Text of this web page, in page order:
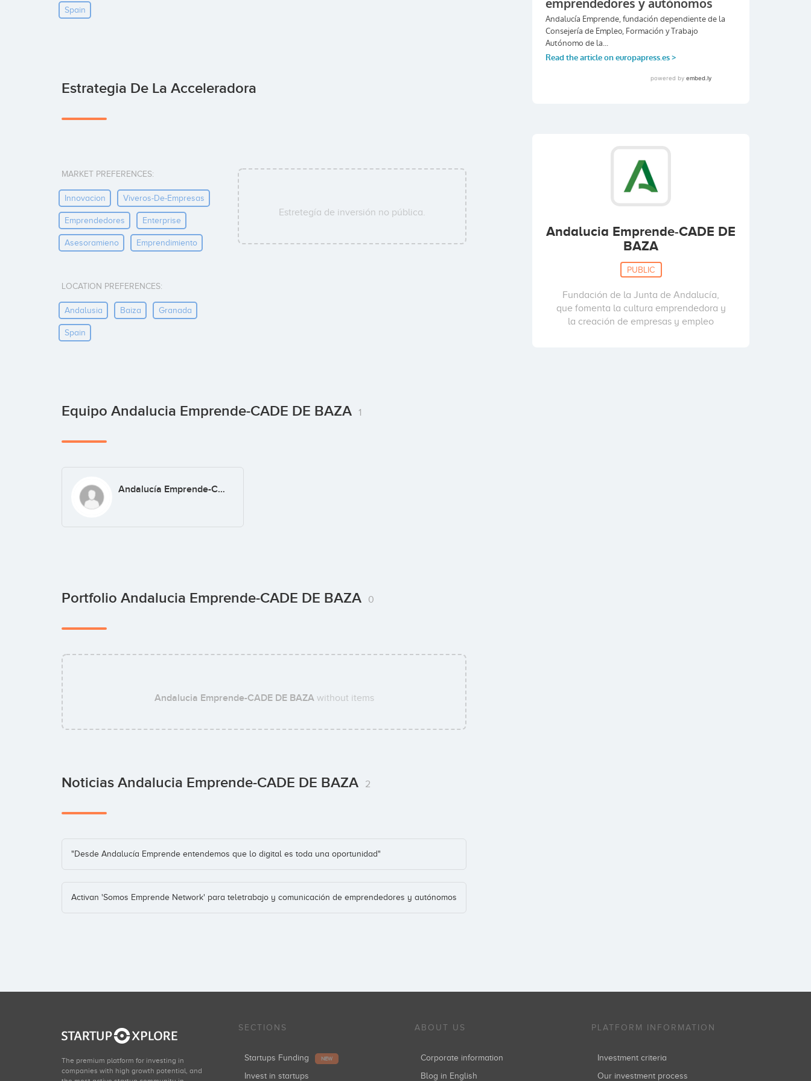
Spain
Estrategia De La Acceleradora
MARKET PREFERENCES:
Innovacion Viveros-De-Empresas
Emprendedores Enterprise
Asesoramieno Emprendimiento
LOCATION PREFERENCES:
Andalusia Baiza Granada
Spain
Estretegía de inversión no pública.
Equipo Andalucia Emprende-CADE DE BAZA 1
Andalucía Emprende-CADE DE BAZA
Portfolio Andalucia Emprende-CADE DE BAZA 0
Andalucia Emprende-CADE DE BAZA without items
Noticias Andalucia Emprende-CADE DE BAZA 2
"Desde Andalucía Emprende entendemos que lo digital es toda una oportunidad"
Activan 'Somos Emprende Network' para teletrabajo y comunicación de emprendedores y autónomos
Andalucia Emprende-CADE DE
BAZA
PUBLIC
Fundación de la Junta de Andalucía,
que fomenta la cultura emprendedora y
la creación de empresas y empleo
The premium platform for investing in
companies with high growth potential, and
SECTIONS
Startups Funding NEW
Invest in startups
ABOUT US
Corporate information
Blog in English
PLATFORM INFORMATION
Investment criteria
Our investment process